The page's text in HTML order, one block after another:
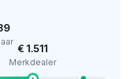
€ 1.511
Merkdealer